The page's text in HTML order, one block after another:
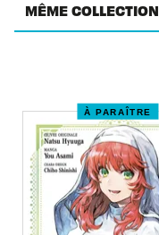
MÊME COLLECTION
À PARAÎTRE